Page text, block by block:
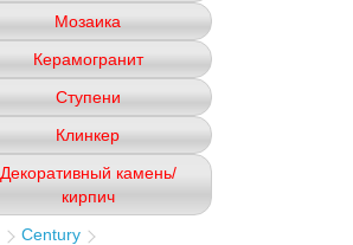
Мозаика
Керамогранит
Ступени
Клинкер
Декоративный камень/
кирпич
Century